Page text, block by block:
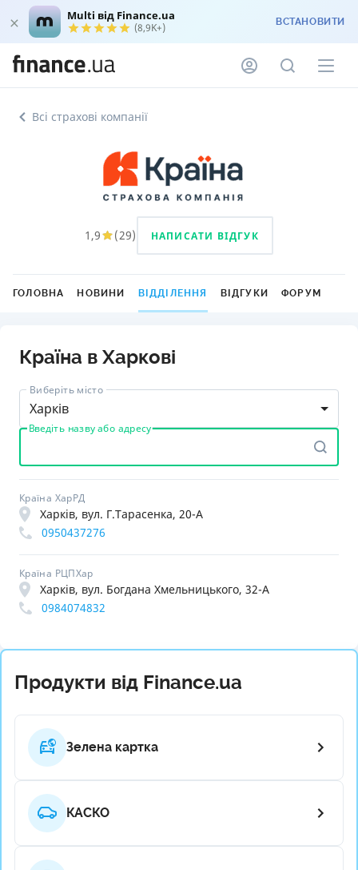
Multi від Finance.ua
(8,9K+) ВСТАНОВИТИ
Всі страхові компанії
1,9 (29) НАПИСАТИ ВІДГУК
ГОЛОВНА НОВИНИ ВІДДІЛЕННЯ ВІДГУКИ ФОРУМ
Країна в Харкові
Виберіть місто
Харків
Введіть назву або адресу
Країна ХарРД
Харків, вул. Г.Тарасенка, 20-А
0950437276
Країна РЦПХар
Харків, вул. Богдана Хмельницького, 32-А
0984074832
Продукти від Finance.ua
Зелена картка
КАСКО